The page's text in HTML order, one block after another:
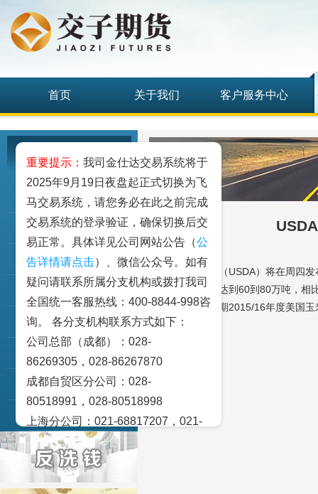
首页 关于我们 客户服务中心
工业品
农业品
金融期货和衍生品
交易策论
产业研究
实盘点睛
宏观金融数据图解
美国农业部（USDA）将在周四发
米出口净销售量达到60到80万吨，相
分析师还预期2015/16年度美国玉
重要提示： 我司金仕达交易系统将于
2025年9月19日夜盘起正式切换为飞
马交易系统，请您务必在此之前完成
交易系统的登录验证，确保切换后交
易正常。具体详见公司网站公告（公
告详情请点击）、微信公众号。如有
疑问请联系所属分支机构或拨打我司
全国统一客服热线：400-8844-998咨
询。 各分支机构联系方式如下：
公司总部（成都）：028-
86269305，028-86267870
成都自贸区分公司：028-
80518991，028-80518998
上海分公司：021-68817207，021-
68817209
北京营业部：010-65005128
广州营业部：020-28129909，020-